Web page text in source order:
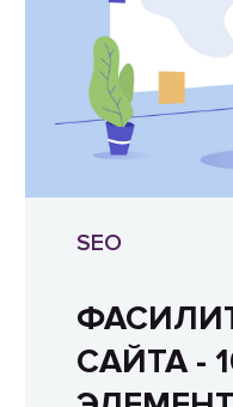
SEO
САЙТА -